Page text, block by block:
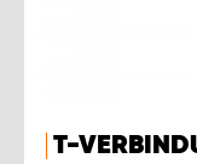
T-